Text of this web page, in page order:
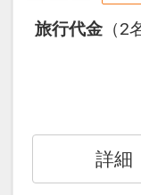
＜ホテルシ
◎対象便：
時台・13
ジーライオ
り徒歩約5分
TOTTEI
朝食のご案
４歳以上の
望の場合
「食事なし
をご用意し
●「食事な
旅行代金 （
詳細